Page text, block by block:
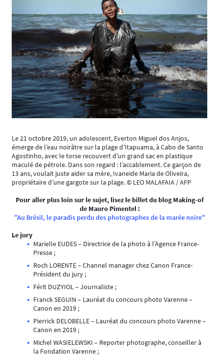
Le 21 octobre 2019, un adolescent, Everton Miguel dos Anjos,
émerge de l’eau noirâtre sur la plage d’Itapuama, à Cabo de Santo
Agostinho, avec le torse recouvert d'un grand sac en plastique
maculé de pétrole. Dans son regard : l’accablement. Ce garçon de
13 ans, voulait juste aider sa mère, Ivaneide Maria de Oliveira,
propriétaire d’une gargote sur la plage. © LEO MALAFAIA / AFP
Pour aller plus loin sur le sujet, lisez le billet du blog Making-of
de Mauro Pimentel :
"Au Brésil, le paradis perdu des photographes de la marée noire"
Le jury
Marielle EUDES – Directrice de la photo à l’Agence France-
Presse ;
Roch LORENTE – Channel manager chez Canon France-
Président du jury ;
Férit DUZYIOL – Journaliste ;
Franck SEGUIN – Lauréat du concours photo Varenne –
Canon en 2019 ;
Pierrick DELOBELLE – Lauréat du concours photo Varenne –
Canon en 2019 ;
Michel WASIELEWSKI – Reporter photographe, conseiller à
la Fondation Varenne ;